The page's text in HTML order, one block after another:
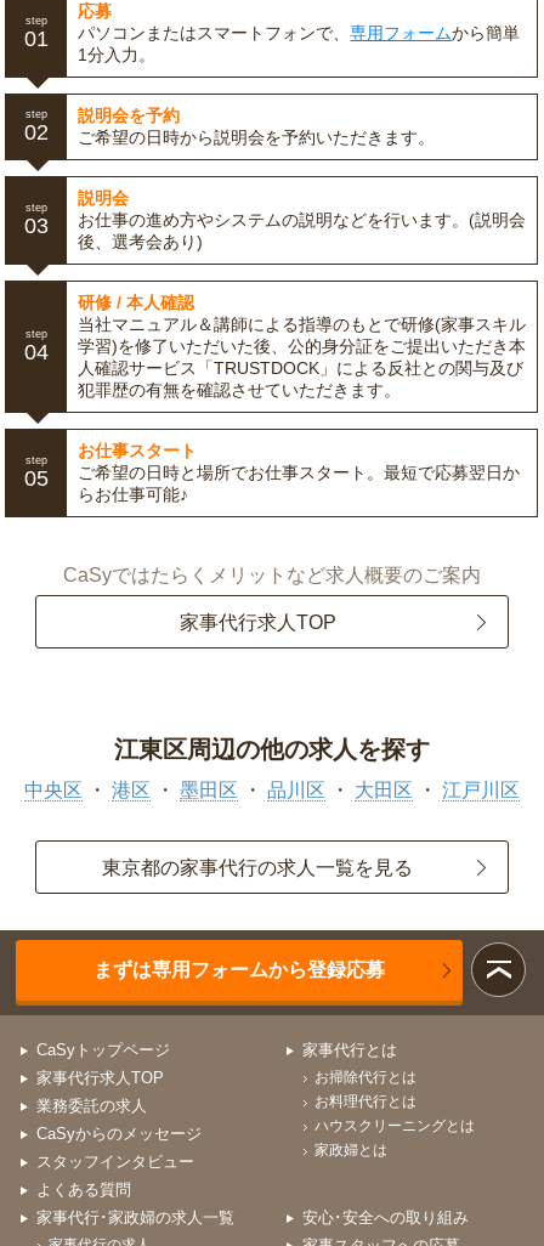
step
01
応募
パソコンまたはスマートフォンで、専用フォームから簡単
1分入力。
step
02
説明会を予約
ご希望の日時から説明会を予約いただきます。
step
03
説明会
お仕事の進め方やシステムの説明などを行います。(説明会
後、選考会あり)
step
04
研修 / 本人確認
当社マニュアル＆講師による指導のもとで研修(家事スキル
学習)を修了いただいた後、公的身分証をご提出いただき本
人確認サービス「TRUSTDOCK」による反社との関与及び
犯罪歴の有無を確認させていただきます。
step
05
お仕事スタート
ご希望の日時と場所でお仕事スタート。最短で応募翌日か
らお仕事可能♪
CaSyではたらくメリットなど求人概要のご案内
家事代行求人TOP
江東区周辺の他の求人を探す
中央区 港区 墨田区 品川区 大田区 江戸川区
東京都の家事代行の求人一覧を見る
まずは専用フォームから登録応募
CaSyトップページ
家事代行求人TOP
業務委託の求人
CaSyからのメッセージ
スタッフインタビュー
よくある質問
家事代行とは
お掃除代行とは
お料理代行とは
ハウスクリーニングとは
家政婦とは
家事代行･家政婦の求人一覧
安心･安全への取り組み